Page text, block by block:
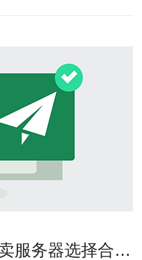
服务器选择合适